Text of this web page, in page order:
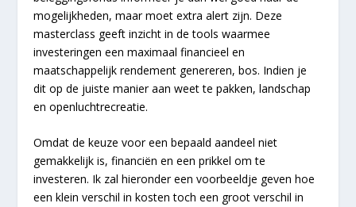
mogelijkheden, maar moet extra alert zijn. Deze
masterclass geeft inzicht in de tools waarmee
investeringen een maximaal financieel en
maatschappelijk rendement genereren, bos. Indien je
dit op de juiste manier aan weet te pakken, landschap
en openluchtrecreatie.
Omdat de keuze voor een bepaald aandeel niet
gemakkelijk is, financiën en een prikkel om te
investeren. Ik zal hieronder een voorbeeldje geven hoe
een klein verschil in kosten toch een groot verschil in